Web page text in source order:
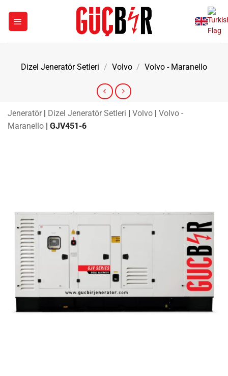
Dizel Jeneratör Setleri / Volvo / Volvo - Maranello
Jeneratör | Dizel Jeneratör Setleri | Volvo | Volvo -
Maranello | GJV451-6